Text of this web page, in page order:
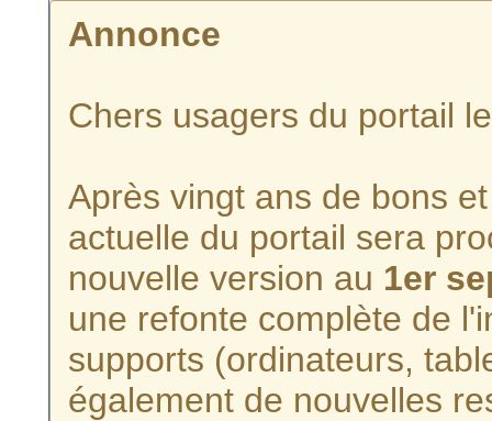
Annonce
Chers usagers du portail
Après vingt ans de bons
actuelle du portail sera
nouvelle version au 1er
une refonte complète de
supports (ordinateurs,
également de nouvelles